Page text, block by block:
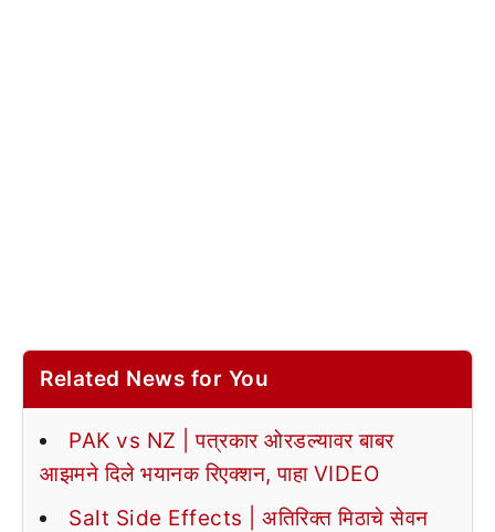
Related News for You
PAK vs NZ | पत्रकार ओरडल्यावर बाबर
आझमने दिले भयानक रिएक्शन, पाहा VIDEO
Salt Side Effects | अतिरिक्त मिठाचे सेवन